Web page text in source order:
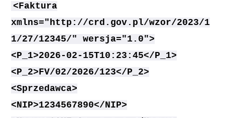
<Faktura
xmlns="http://crd.gov.pl/wzor/2023/1
1/27/12345/" wersja="1.0">
<P_1>2026-02-15T10:23:45</P_1>
<P_2>FV/02/2026/123</P_2>
<Sprzedawca>
<NIP>1234567890</NIP>